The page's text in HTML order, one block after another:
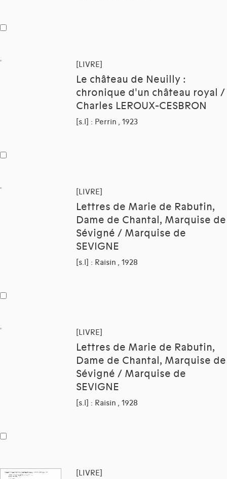
[LIVRE]
Le château de Neuilly :
chronique d'un château royal /
Charles LEROUX-CESBRON
[s.l] : Perrin , 1923
[LIVRE]
Lettres de Marie de Rabutin,
Dame de Chantal, Marquise de
Sévigné / Marquise de
SEVIGNE
[s.l] : Raisin , 1928
[LIVRE]
Lettres de Marie de Rabutin,
Dame de Chantal, Marquise de
Sévigné / Marquise de
SEVIGNE
[s.l] : Raisin , 1928
[LIVRE]